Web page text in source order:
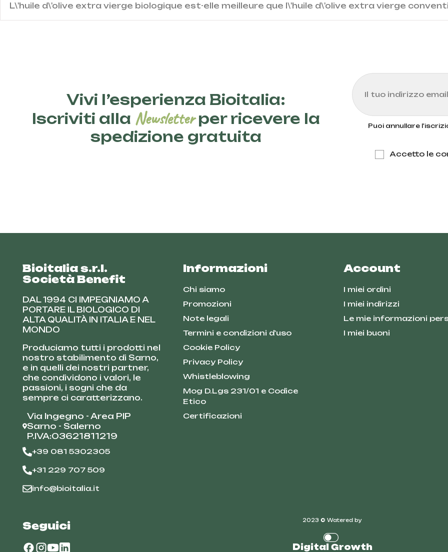
L\'huile d\'olive extra vierge biologique est-elle meilleure que l\'huile d\'olive extra vierge
Vivi l’esperienza Bioitalia:
Iscriviti alla Newsletterper ricevere la
spedizione gratuita
Puoi annullare
Accetto le
Bioitalia s.r.l.
Società Benefit
DAL 1994 CI IMPEGNIAMO A
PORTARE IL BIOLOGICO DI
ALTA QUALITÀ IN ITALIA E NEL
MONDO
Produciamo tutti i prodotti nel
nostro stabilimento di Sarno,
e in quelli dei nostri partner,
che condividono i valori, le
passioni, i sogni che da
sempre ci caratterizzano.
Via Ingegno - Area PIP
Sarno - Salerno
P.IVA:03621811219
+39 081 5302305
+31 229 707 509
info@bioitalia.it
Informazioni
Chi siamo
Promozioni
Note legali
Termini e condizioni d'uso
Cookie Policy
Privacy Policy
Whistleblowing
Mog D.Lgs 231/01 e Codice
Etico
Certificazioni
Account
I miei ordini
I miei indirizzi
Le mie informazioni
I miei buoni
Seguici 2023 © Watered by
Digital Growth